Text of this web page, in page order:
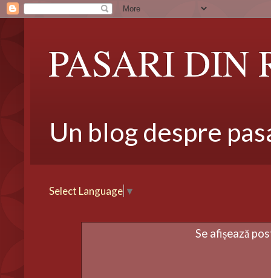
PASARI DIN
Un blog despre
Select Language ▼
Se afișează